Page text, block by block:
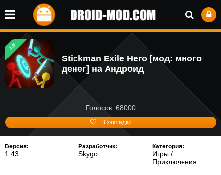
4.6
Stickman Exile Hero [мод: много
денег] на Андроид
Голосов: 68000
В закладки
Версия:
1.43
Разработчик:
Skygo
Категория:
Игры/
Приключения